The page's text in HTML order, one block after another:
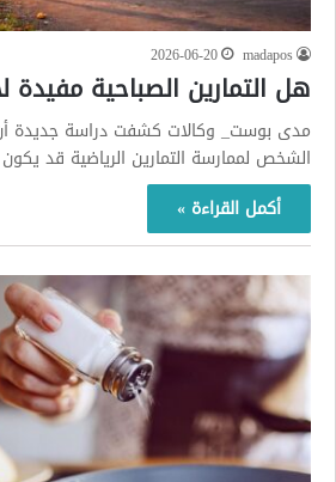
madapos
2026-06-20
هل التمارين الصباحية مفيدة
مدى بوست_ وكالات كشفت دراسة جديدة أن
الشخص لممارسة التمارين الرياضية قد
أكمل القراءة »